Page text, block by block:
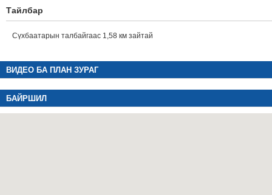
Тайлбар
Сүхбаатарын талбайгаас 1,58 км зайтай
ВИДЕО БА ПЛАН ЗУРАГ
БАЙРШИЛ